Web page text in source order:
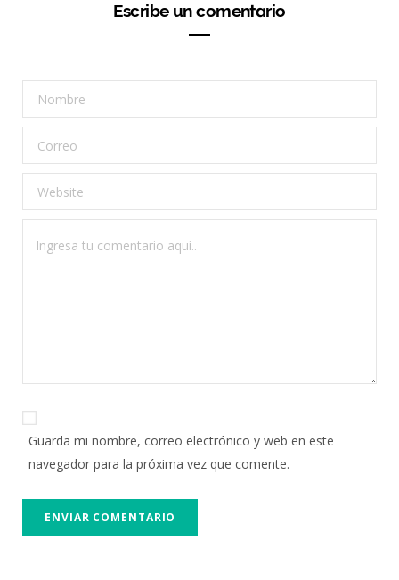
Escribe un comentario
Guarda mi nombre, correo electrónico y web en este
navegador para la próxima vez que comente.